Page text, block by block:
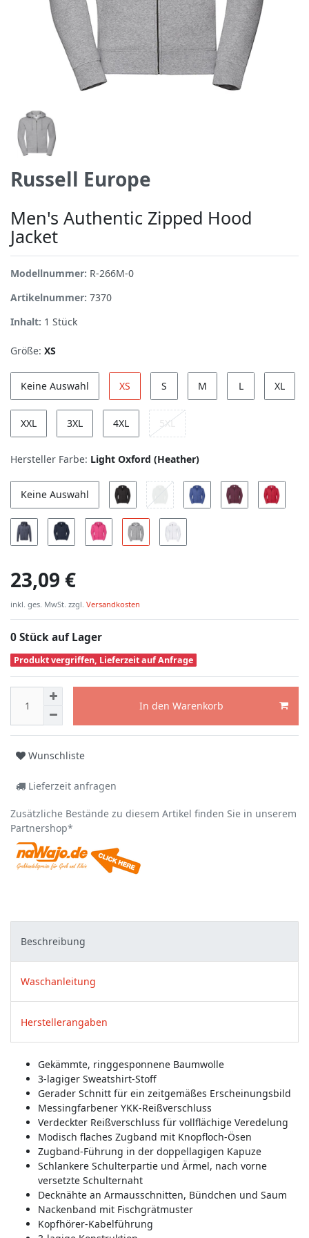
Russell Europe
Men's Authentic Zipped Hood
Jacket
Modellnummer: R-266M-0
Artikelnummer: 7370
Inhalt: 1 Stück
Größe: XS
Keine Auswahl XS S M L XL
XXL 3XL 4XL 5XL
Hersteller Farbe: Light Oxford (Heather)
Keine Auswahl
23,09 €
inkl. ges. MwSt. zzgl. Versandkosten
0 Stück auf Lager
Produkt vergriffen, Lieferzeit auf Anfrage
In den Warenkorb
Wunschliste
Lieferzeit anfragen
Zusätzliche Bestände zu diesem Artikel finden Sie in unserem
Partnershop*
Beschreibung
Waschanleitung
Herstellerangaben
Gekämmte, ringgesponnene Baumwolle
3-lagiger Sweatshirt-Stoff
Gerader Schnitt für ein zeitgemäßes Erscheinungsbild
Messingfarbener YKK-Reißverschluss
Verdeckter Reißverschluss für vollflächige Veredelung
Modisch flaches Zugband mit Knopfloch-Ösen
Zugband-Führung in der doppellagigen Kapuze
Schlankere Schulterpartie und Ärmel, nach vorne
versetzte Schulternaht
Decknähte an Armausschnitten, Bündchen und Saum
Nackenband mit Fischgrätmuster
Kopfhörer-Kabelführung